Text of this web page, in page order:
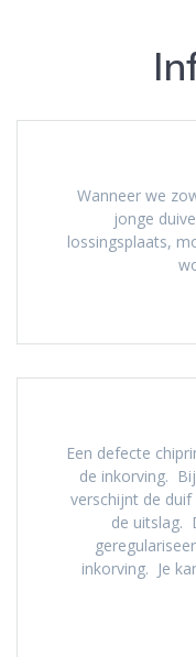
Wanneer we
jonge
lossingsplaats,
Een defecte
de inkorving.
verschijnt de duif
de uitslag.
inkorving. Je